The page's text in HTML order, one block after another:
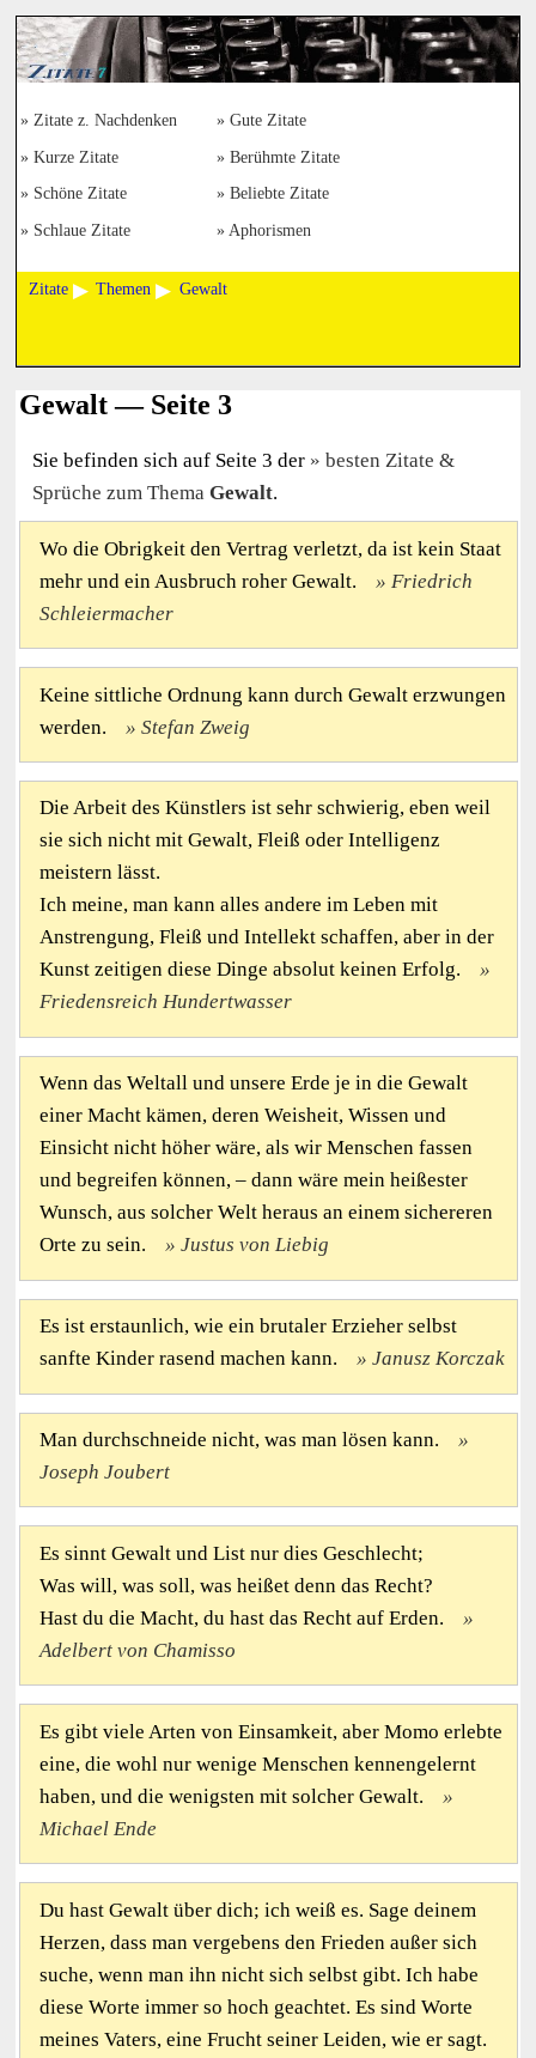
Zitate z. Nachdenken Gute Zitate
Kurze Zitate Berühmte Zitate
Schöne Zitate Beliebte Zitate
Schlaue Zitate Aphorismen
Zitate Themen Gewalt
Gewalt — Seite 3
Sie befinden sich auf Seite 3 der
besten Zitate &
Sprüche zum Thema Gewalt.
Wo die Obrigkeit den Vertrag verletzt, da ist kein Staat
mehr und ein Ausbruch roher Gewalt.
Friedrich
Schleiermacher
Keine sittliche Ordnung kann durch Gewalt erzwungen
werden.
Stefan Zweig
Die Arbeit des Künstlers ist sehr schwierig, eben weil
sie sich nicht mit Gewalt, Fleiß oder Intelligenz
meistern lässt.
Ich meine, man kann alles andere im Leben mit
Anstrengung, Fleiß und Intellekt schaffen, aber in der
Kunst zeitigen diese Dinge absolut keinen Erfolg.
Friedensreich Hundertwasser
Wenn das Weltall und unsere Erde je in die Gewalt
einer Macht kämen, deren Weisheit, Wissen und
Einsicht nicht höher wäre, als wir Menschen fassen
und begreifen können, – dann wäre mein heißester
Wunsch, aus solcher Welt heraus an einem sichereren
Orte zu sein.
Justus von Liebig
Es ist erstaunlich, wie ein brutaler Erzieher selbst
sanfte Kinder rasend machen kann.
Janusz Korczak
Man durchschneide nicht, was man lösen kann.
Joseph Joubert
Es sinnt Gewalt und List nur dies Geschlecht;
Was will, was soll, was heißet denn das Recht?
Hast du die Macht, du hast das Recht auf Erden.
Adelbert von Chamisso
Es gibt viele Arten von Einsamkeit, aber Momo erlebte
eine, die wohl nur wenige Menschen kennengelernt
haben, und die wenigsten mit solcher Gewalt.
Michael Ende
Du hast Gewalt über dich; ich weiß es. Sage deinem
Herzen, dass man vergebens den Frieden außer sich
suche, wenn man ihn nicht sich selbst gibt. Ich habe
diese Worte immer so hoch geachtet. Es sind Worte
meines Vaters, eine Frucht seiner Leiden, wie er sagt.